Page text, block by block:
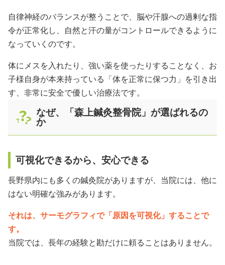
自律神経のバランスが整うことで、脳や汗腺への過剰な指
令が正常化し、自然と汗の量がコントロールできるように
なっていくのです。
体にメスを入れたり、強い薬を使ったりすることなく、お
子様自身が本来持っている「体を正常に保つ力」を引き出
す、非常に安全で優しい治療法です。
なぜ、「森上鍼灸整骨院」が選ばれるの
か
可視化できるから、安心できる
長野県内にも多くの鍼灸院がありますが、当院には、他に
はない明確な強みがあります。
それは、サーモグラフィで「原因を可視化」することで
す。
当院では、長年の経験と勘だけに頼ることはありません。